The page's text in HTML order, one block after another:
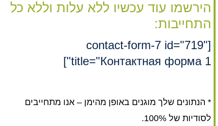
הירשמו עוד עכשיו ללא עלות וללא כל
התחייבות:
[contact-form-7 id="719"
title="Контактная форма 1"]
* הנתונים שלך מוגנים באופן מהימן – אנו מתחייבים
לסודיות של 100%.